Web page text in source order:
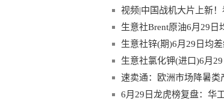
资产重组、关联交易及重
视频|中国战机大片上新
生意社Brent原油6月29日
生意社锌(期)6月29日均
生意社氯化钾(进口)6月
速卖通：欧洲市场降暑类
6月29日龙虎榜复盘：华